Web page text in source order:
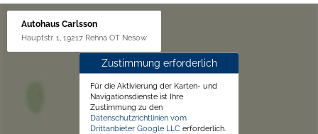
Autohaus Carlsson
Hauptstr. 1, 19217 Rehna OT Nesow
Zustimmung erforderlich
Für die Aktivierung der Karten- und
Navigationsdienste ist Ihre
Zustimmung zu den
Datenschutzrichtlinien vom
Drittanbieter Google LLC erforderlich.